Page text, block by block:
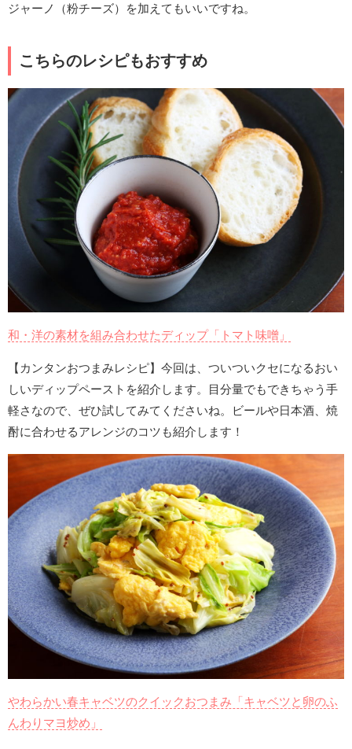
ジャーノ（粉チーズ）を加えてもいいですね。
こちらのレシピもおすすめ
和・洋の素材を組み合わせたディップ「トマト味噌」
【カンタンおつまみレシピ】今回は、ついついクセになるおい
しいディップペーストを紹介します。目分量でもできちゃう手
軽さなので、ぜひ試してみてくださいね。ビールや日本酒、焼
酎に合わせるアレンジのコツも紹介します！
やわらかい春キャベツのクイックおつまみ「キャベツと卵のふ
んわりマヨ炒め」